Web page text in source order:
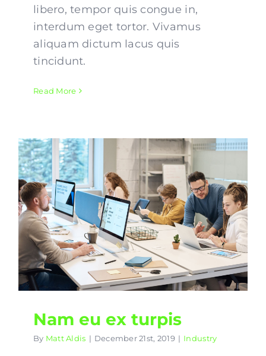
libero, tempor quis congue in,
interdum eget tortor. Vivamus
aliquam dictum lacus quis
tincidunt.
Read More
Nam eu ex turpis
By Matt Aldis | December 21st, 2019 | Industry